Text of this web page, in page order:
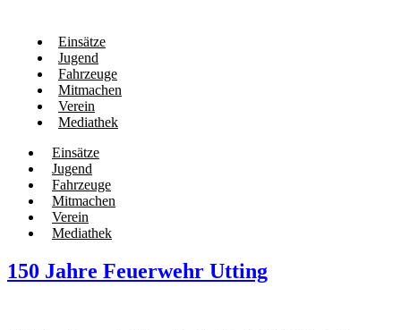
Einsätze
Jugend
Fahrzeuge
Mitmachen
Verein
Mediathek
Einsätze
Jugend
Fahrzeuge
Mitmachen
Verein
Mediathek
150 Jahre Feuerwehr Utting